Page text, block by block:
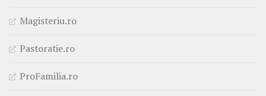
Magisteriu.ro
Pastoratie.ro
ProFamilia.ro